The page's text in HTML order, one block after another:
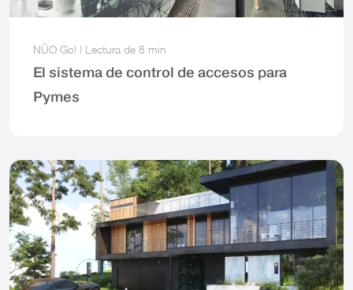
NÜO Go! | Lectura de 8 min
El sistema de control de accesos para
Pymes